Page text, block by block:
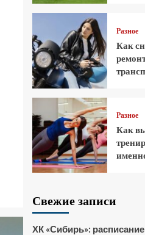
Разное
Как
Разное
Как
Свежие записи
ХК «Сибирь»: